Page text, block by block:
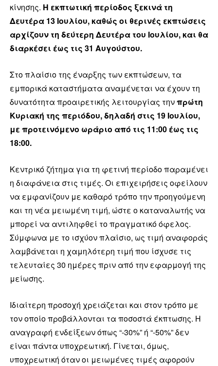
κίνησης. Η εκπτωτική περίοδος ξεκινά τη
Δευτέρα 13 Ιουλίου, καθώς οι θερινές εκπτώσεις
αρχίζουν τη δεύτερη Δευτέρα του Ιουλίου, και θα
διαρκέσει έως τις 31 Αυγούστου.
Στο πλαίσιο της έναρξης των εκπτώσεων, τα
εμπορικά καταστήματα αναμένεται να έχουν τη
δυνατότητα προαιρετικής λειτουργίας τηνπρώτη
Κυριακή της περιόδου, δηλαδή στις 19 Ιουλίου,
με προτεινόμενο ωράριο από τις 11:00 έως τις
18:00.
Κεντρικό ζήτημα για τη φετινή περίοδο παραμένει
η διαφάνεια στις τιμές. Οι επιχειρήσεις οφείλουν
να εμφανίζουν με καθαρό τρόπο την προηγούμενη
και τη νέα μειωμένη τιμή, ώστε ο καταναλωτής να
μπορεί να αντιληφθεί το πραγματικό όφελος.
Σύμφωνα με το ισχύον πλαίσιο, ως τιμή αναφοράς
λαμβάνεται η χαμηλότερη τιμή που ίσχυσε τις
τελευταίες 30 ημέρες πριν από την εφαρμογή της
μείωσης.
Ιδιαίτερη προσοχή χρειάζεται και στον τρόπο με
τον οποίο προβάλλονται τα ποσοστά έκπτωσης. Η
αναγραφή ενδείξεων όπως “-30%” ή “-50%” δεν
είναι πάντα υποχρεωτική. Γίνεται, όμως,
υποχρεωτική όταν οι μειωμένες τιμές αφορούν